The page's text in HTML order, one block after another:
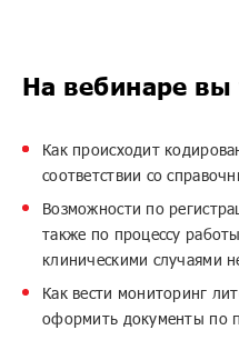
На вебинаре вы
Как происходит
соответствии со
Возможности по
также по процессу
клиническими случаями
Как вести мониторинг
оформить документы по